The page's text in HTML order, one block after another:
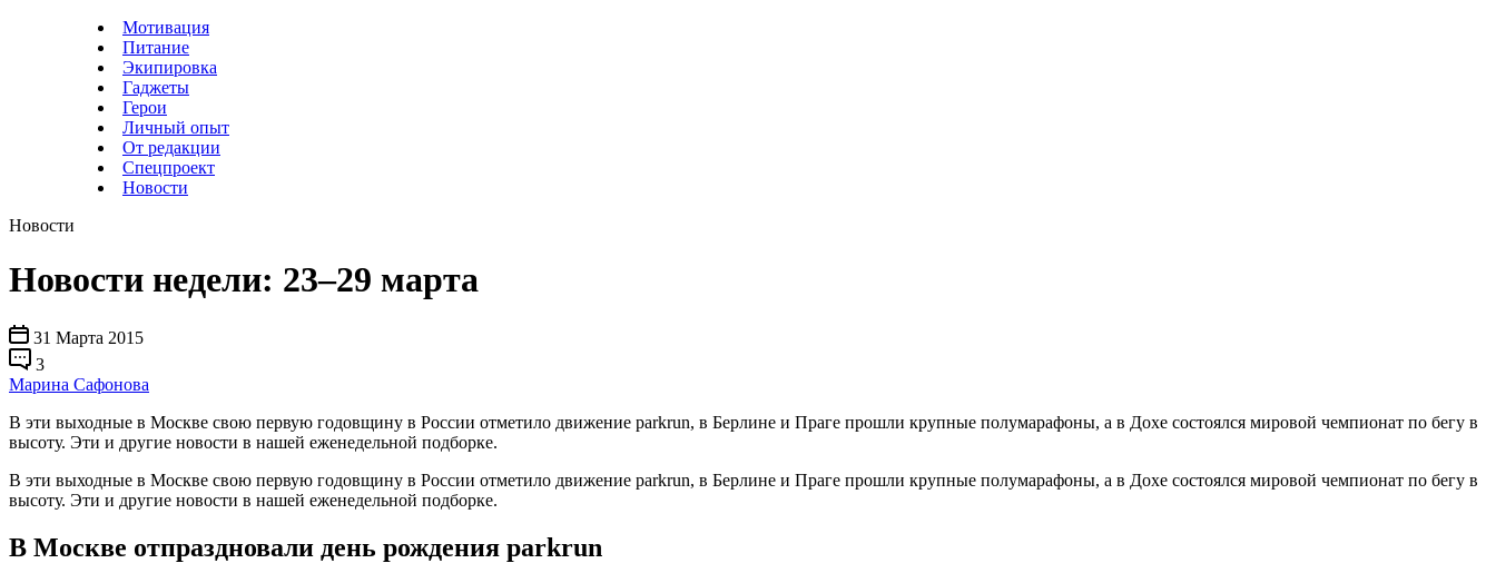
Мотивация
Питание
Экипировка
Гаджеты
Герои
Личный опыт
От редакции
Спецпроект
Новости
Новости
Новости недели: 23–29 марта
31 Марта 2015
3
Марина Сафонова
В эти выходные в Москве свою первую годовщину в России отметило движение parkrun, в Берлине и Праге прошли крупные полумарафоны, а в Дохе состоялся мировой чемпионат по бегу в
высоту. Эти и другие новости в нашей еженедельной подборке.
В эти выходные в Москве свою первую годовщину в России отметило движение parkrun, в Берлине и Праге прошли крупные полумарафоны, а в Дохе состоялся мировой чемпионат по бегу в
высоту. Эти и другие новости в нашей еженедельной подборке.
В Москве отпраздновали день рождения parkrun